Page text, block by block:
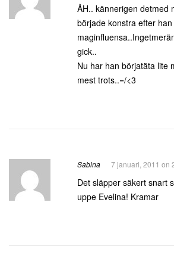
ÅH.. kännerigen
började konstra efter
gick..
Nu har han börjatäta lite
mest trots..=/<3
Sabina 7 januari, 2011 on
Det släpper säkert snart
uppe Evelina! Kramar